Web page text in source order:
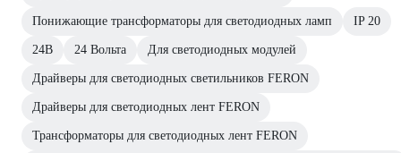
Понижающие трансформаторы для светодиодных ламп IP 20
24В 24 Вольта Для светодиодных модулей
Драйверы для светодиодных светильников FERON
Драйверы для светодиодных лент FERON
Трансформаторы для светодиодных лент FERON